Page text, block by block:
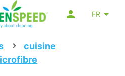
FR
cuisine